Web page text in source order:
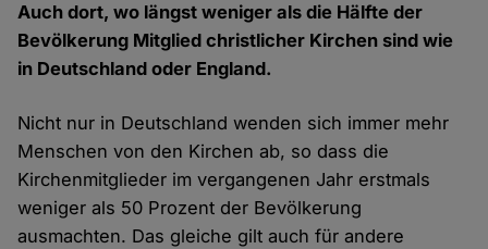
Auch dort, wo längst weniger als die Hälfte der
Bevölkerung Mitglied christlicher Kirchen sind wie
in Deutschland oder England.
Nicht nur in Deutschland wenden sich immer mehr
Menschen von den Kirchen ab, so dass die
Kirchenmitglieder im vergangenen Jahr erstmals
weniger als 50 Prozent der Bevölkerung
ausmachten. Das gleiche gilt auch für andere